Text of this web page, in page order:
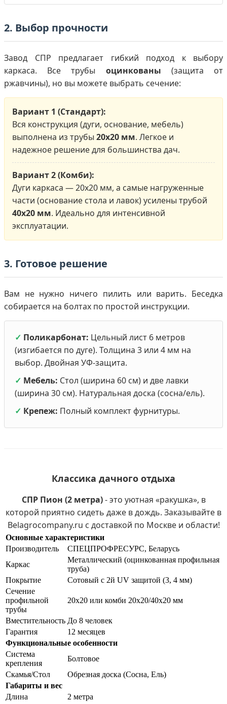
2. Выбор прочности
Завод СПР предлагает гибкий подход к выбору
каркаса. Все трубы оцинкованы (защита от
ржавчины), но вы можете выбрать сечение:
Вариант 1 (Стандарт):
Вся конструкция (дуги, основание, мебель)
выполнена из трубы 20х20 мм. Легкое и
надежное решение для большинства дач.
Вариант 2 (Комби):
Дуги каркаса — 20х20 мм, а самые нагруженные
части (основание стола и лавок) усилены трубой
40х20 мм. Идеально для интенсивной
эксплуатации.
3. Готовое решение
Вам не нужно ничего пилить или варить. Беседка
собирается на болтах по простой инструкции.
✓ Поликарбонат: Цельный лист 6 метров
(изгибается по дуге). Толщина 3 или 4 мм на
выбор. Двойная УФ-защита.
✓ Мебель: Стол (ширина 60 см) и две лавки
(ширина 30 см). Натуральная доска (сосна/ель).
✓ Крепеж: Полный комплект фурнитуры.
Классика дачного отдыха
СПР Пион (2 метра)- это уютная «ракушка», в
которой приятно сидеть даже в дождь. Заказывайте в
Belagrocompany.ru с доставкой по Москве и области!
Основные характеристики
Производитель
СПЕЦПРОФРЕСУРС, Беларусь
Каркас
Металлический (оцинкованная профильная
труба)
Покрытие
Сотовый с 2й UV защитой (3, 4 мм)
Сечение
профильной
трубы
20х20 или комби 20х20/40х20 мм
Вместительность До 8 человек
Гарантия
12 месяцев
Функциональные особенности
Система
крепления
Болтовое
Скамья/Стол
Обрезная доска (Сосна, Ель)
Габариты и вес
Длина
2 метра